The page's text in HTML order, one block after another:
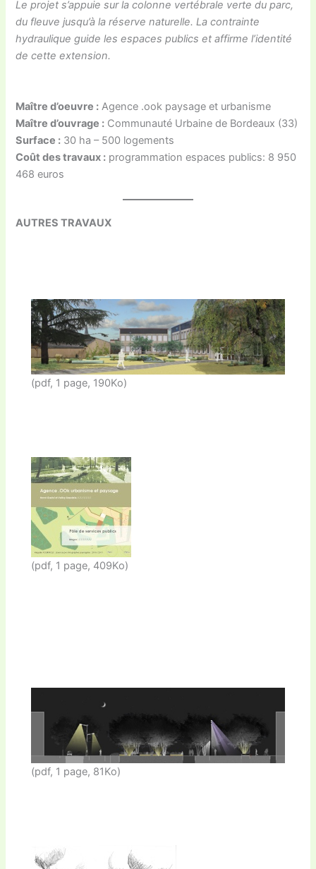
Le projet s’appuie sur la colonne vertébrale verte du parc,
du fleuve jusqu’à la réserve naturelle. La contrainte
hydraulique guide les espaces publics et affirme l’identité
de cette extension.
Maître d’oeuvre : Agence .ook paysage et urbanisme
Maître d’ouvrage : Communauté Urbaine de Bordeaux (33)
Surface : 30 ha – 500 logements
Coût des travaux : programmation espaces publics: 8 950
468 euros
AUTRES TRAVAUX
(pdf, 1 page, 190Ko)
(pdf, 1 page, 409Ko)
(pdf, 1 page, 81Ko)